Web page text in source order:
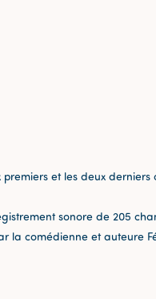
et les deux derniers
sonore de 205
la comédienne et auteure